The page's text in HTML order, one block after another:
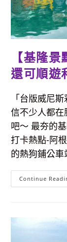
【基隆
還可順遊
「台版威尼
信不少人都
吧～ 最夯的
打卡熱點-阿
的熱狗鋪公
Continue